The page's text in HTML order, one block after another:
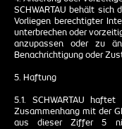
SCHWARTAU behält sich
Vorliegen berechtigter
unterbrechen oder
anzupassen oder zu
Benachrichtigung oder
5. Haftung
5.1. SCHWARTAU
Zusammenhang mit der
aus dieser Ziffer 5